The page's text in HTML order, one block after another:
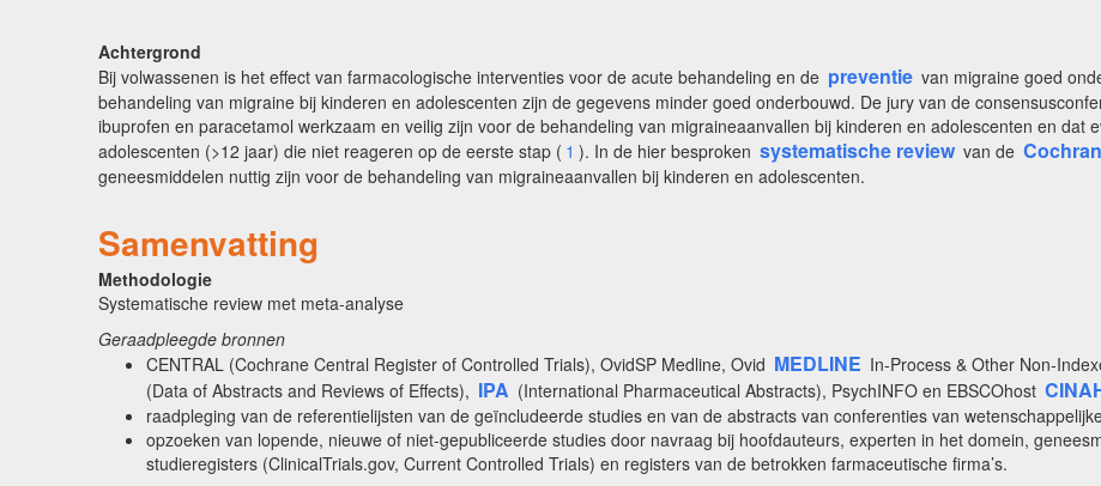
Achtergrond
Bij volwassenen is het effect van farmacologische interventies voor de acute behandeling en de preventie van migraine goed
behandeling van migraine bij kinderen en adolescenten zijn de gegevens minder goed onderbouwd. De jury van de
ibuprofen en paracetamol werkzaam en veilig zijn voor de behandeling van migraineaanvallen bij kinderen en adolescenten en dat
adolescenten (>12 jaar) die niet reageren op de eerste stap ( 1 ). In de hier besproken systematische review van de
geneesmiddelen nuttig zijn voor de behandeling van migraineaanvallen bij kinderen en adolescenten.
Samenvatting
Methodologie
Systematische review met meta-analyse
Geraadpleegde bronnen
CENTRAL (Cochrane Central Register of Controlled Trials), OvidSP Medline, Ovid MEDLINE In-Process & Other Non-
(Data of Abstracts and Reviews of Effects), IPA (International Pharmaceutical Abstracts), PsychINFO en EBSCOhost
raadpleging van de referentielijsten van de geïncludeerde studies en van de abstracts van conferenties van
opzoeken van lopende, nieuwe of niet-gepubliceerde studies door navraag bij hoofdauteurs, experten in het domein,
studieregisters (ClinicalTrials.gov, Current Controlled Trials) en registers van de betrokken farmaceutische firma’s.